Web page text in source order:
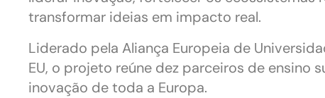
transformar ideias em impacto real.
Liderado pela Aliança Europeia de
EU, o projeto reúne dez parceiros de ensino
inovação de toda a Europa.